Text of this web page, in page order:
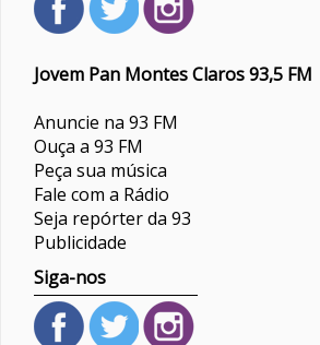
Jovem Pan Montes Claros 93,5 FM
Anuncie na 93 FM
Ouça a 93 FM
Peça sua música
Fale com a Rádio
Seja repórter da 93
Publicidade
Siga-nos